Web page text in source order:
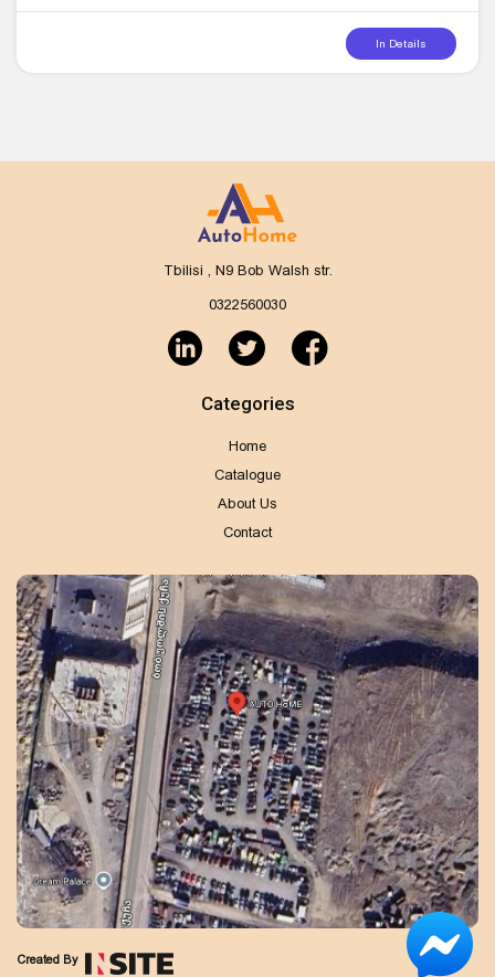
In Details
Tbilisi , N9 Bob Walsh str.
0322560030
Categories
Home
Catalogue
About Us
Contact
Created By